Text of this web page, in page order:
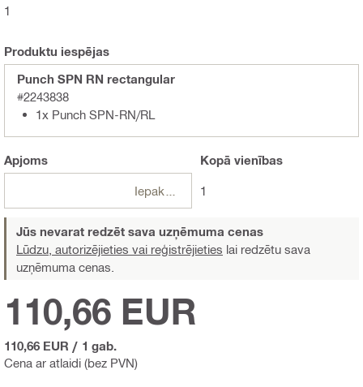
1
Produktu iespējas
Punch SPN RN rectangular
#2243838
1x Punch SPN-RN/RL
Apjoms Kopā vienības
1
Jūs nevarat redzēt sava uzņēmuma cenas
Lūdzu, autorizējieties vai reģistrējieties lai redzētu sava
uzņēmuma cenas.
Cena ar atlaidi (bez PVN)
110,66 EUR
110,66 EUR / 1 gab.